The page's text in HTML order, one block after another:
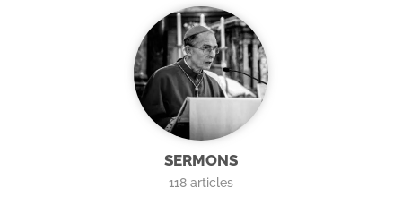
SERMONS
118 articles